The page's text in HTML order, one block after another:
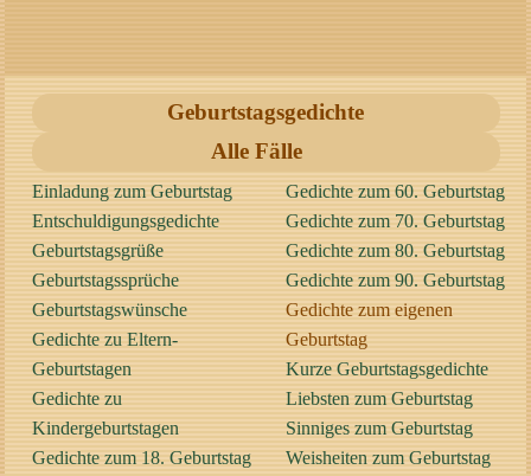
Geburtstagsgedichte
Alle Fälle
Einladung zum Geburtstag
Entschuldigungsgedichte
Geburtstagsgrüße
Geburtstagssprüche
Geburtstagswünsche
Gedichte zu Eltern-
Geburtstagen
Gedichte zu
Kindergeburtstagen
Gedichte zum 18. Geburtstag
Gedichte zum 60. Geburtstag
Gedichte zum 70. Geburtstag
Gedichte zum 80. Geburtstag
Gedichte zum 90. Geburtstag
Gedichte zum eigenen
Geburtstag
Kurze Geburtstagsgedichte
Liebsten zum Geburtstag
Sinniges zum Geburtstag
Weisheiten zum Geburtstag